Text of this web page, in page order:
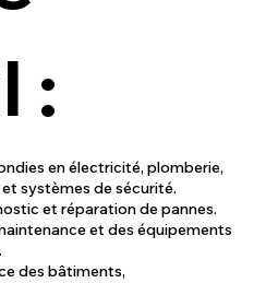
:
en électricité, plomberie,
systèmes de sécurité.
et réparation de pannes.
et des équipements
des bâtiments,